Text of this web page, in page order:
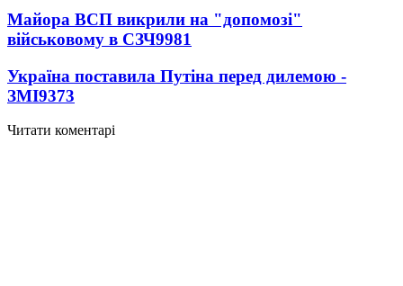
Майора ВСП викрили на "допомозі"
військовому в СЗЧ9981
Україна поставила Путіна перед дилемою -
ЗМІ9373
Читати коментарі